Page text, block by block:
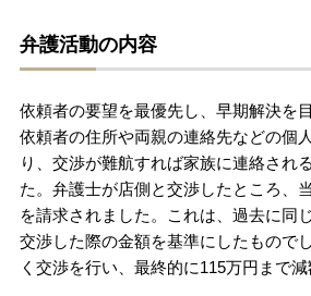
弁護活動の内容
依頼者の要望を最優先し、早期解決を
依頼者の住所や両親の連絡先などの個
り、交渉が難航すれば家族に連絡され
た。弁護士が店側と交渉したところ、
を請求されました。これは、過去に同
交渉した際の金額を基準にしたもので
く交渉を行い、最終的に115万円まで減